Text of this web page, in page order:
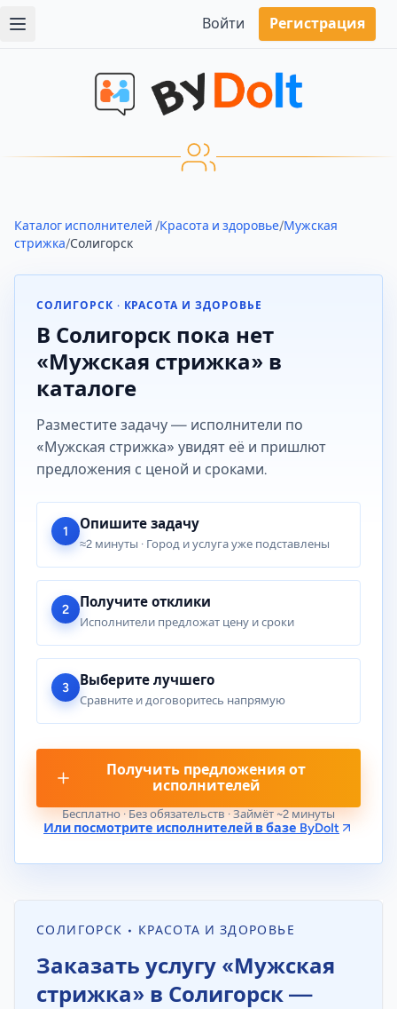
Войти Регистрация
Каталог исполнителей /Красота и здоровье/Мужская
стрижка/Солигорск
СОЛИГОРСК · КРАСОТА И ЗДОРОВЬЕ
В Солигорск пока нет
«Мужская стрижка» в
каталоге
Разместите задачу — исполнители по
«Мужская стрижка» увидят её и пришлют
предложения с ценой и сроками.
1 Опишите задачу
≈2 минуты · Город и услуга уже подставлены
2 Получите отклики
Исполнители предложат цену и сроки
3 Выберите лучшего
Сравните и договоритесь напрямую
Получить предложения от
исполнителей
Бесплатно · Без обязательств · Займёт ~2 минуты
Или посмотрите исполнителей в базе ByDoIt
СОЛИГОРСК • КРАСОТА И ЗДОРОВЬЕ
Заказать услугу «Мужская
стрижка» в Солигорск —